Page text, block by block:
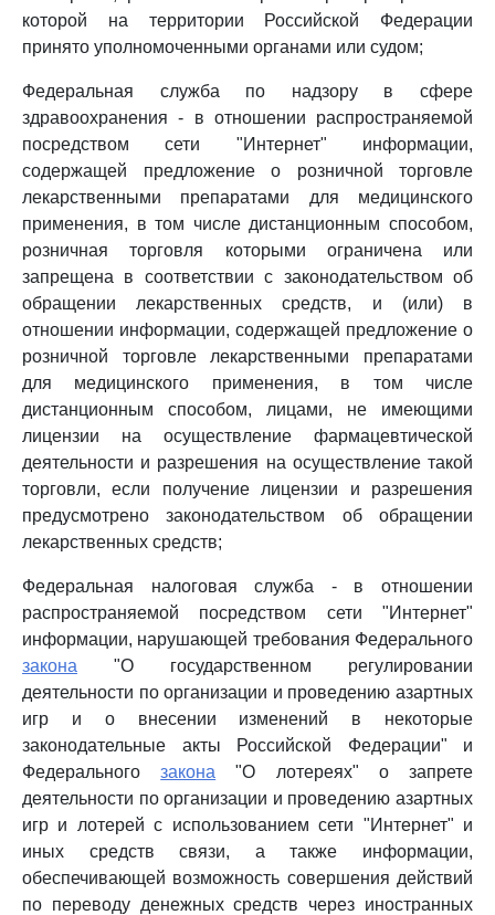
которой на территории Российской Федерации
принято уполномоченными органами или судом;
Федеральная служба по надзору в сфере
здравоохранения - в отношении распространяемой
посредством сети "Интернет" информации,
содержащей предложение о розничной торговле
лекарственными препаратами для медицинского
применения, в том числе дистанционным способом,
розничная торговля которыми ограничена или
запрещена в соответствии с законодательством об
обращении лекарственных средств, и (или) в
отношении информации, содержащей предложение о
розничной торговле лекарственными препаратами
для медицинского применения, в том числе
дистанционным способом, лицами, не имеющими
лицензии на осуществление фармацевтической
деятельности и разрешения на осуществление такой
торговли, если получение лицензии и разрешения
предусмотрено законодательством об обращении
лекарственных средств;
Федеральная налоговая служба - в отношении
распространяемой посредством сети "Интернет"
информации, нарушающей требования Федерального
закона "О государственном регулировании
деятельности по организации и проведению азартных
игр и о внесении изменений в некоторые
законодательные акты Российской Федерации" и
Федеральногозакона "О лотереях" о запрете
деятельности по организации и проведению азартных
игр и лотерей с использованием сети "Интернет" и
иных средств связи, а также информации,
обеспечивающей возможность совершения действий
по переводу денежных средств через иностранных